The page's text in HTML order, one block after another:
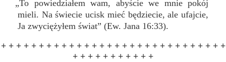
„To powiedziałem wam, abyście we mnie pokój
mieli. Na świecie ucisk mieć będziecie, ale ufajcie,
Ja zwyciężyłem świat” (Ew. Jana 16:33).
+ + + + + + + + + + + + + + + + + + + + + + + + + + + + + +
+ + + + + + + + + + +